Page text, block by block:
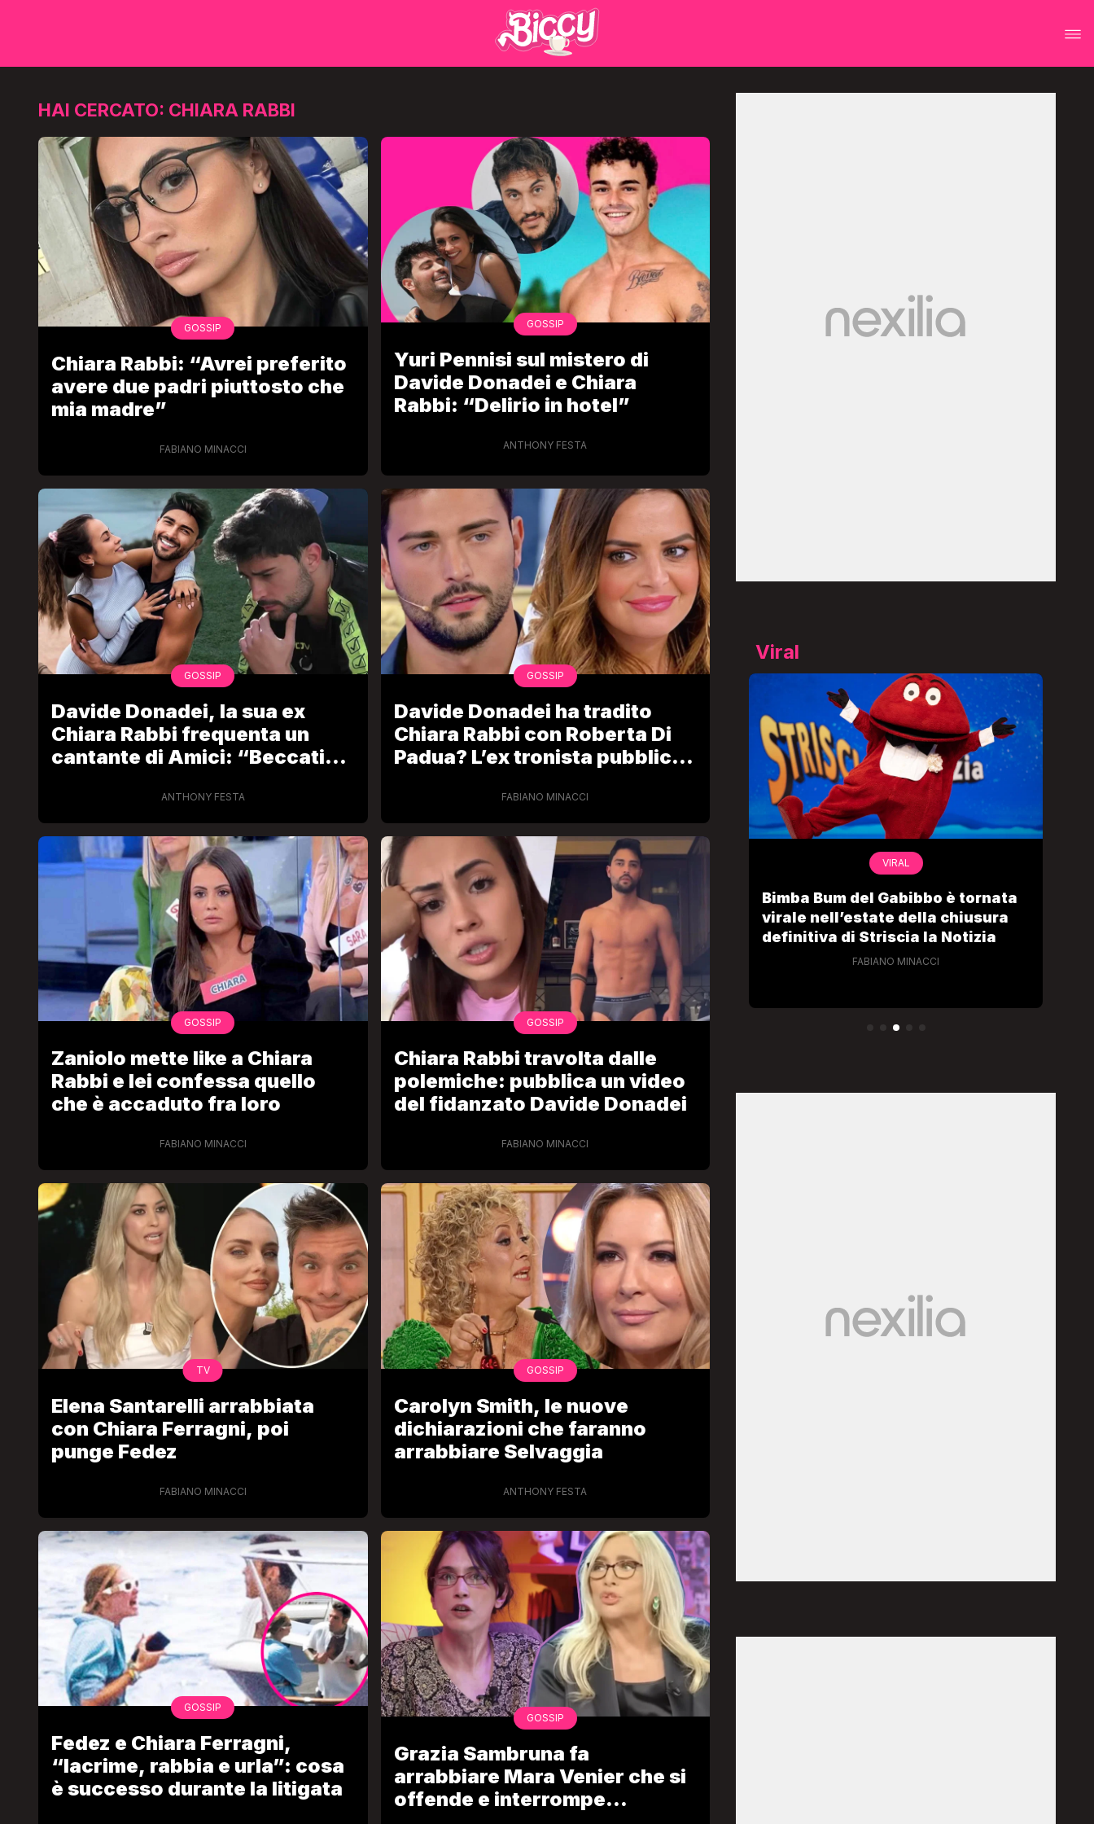
HAI CERCATO: CHIARA RABBI
GOSSIP
Chiara Rabbi: “Avrei preferito
avere due padri piuttosto che
mia madre”
FABIANO MINACCI
GOSSIP
Yuri Pennisi sul mistero di
Davide Donadei e Chiara
Rabbi: “Delirio in hotel”
ANTHONY FESTA
GOSSIP
Davide Donadei, la sua ex
Chiara Rabbi frequenta un
cantante di Amici: “Beccati
ANTHONY FESTA
GOSSIP
Davide Donadei ha tradito
Chiara Rabbi con Roberta Di
Padua? L’ex tronista pubblica
FABIANO MINACCI
GOSSIP
Zaniolo mette like a Chiara
Rabbi e lei confessa quello
che è accaduto fra loro
FABIANO MINACCI
GOSSIP
Chiara Rabbi travolta dalle
polemiche: pubblica un video
del fidanzato Davide Donadei
FABIANO MINACCI
TV
Elena Santarelli arrabbiata
con Chiara Ferragni, poi
punge Fedez
FABIANO MINACCI
GOSSIP
Carolyn Smith, le nuove
dichiarazioni che faranno
arrabbiare Selvaggia
ANTHONY FESTA
GOSSIP
Fedez e Chiara Ferragni,
“lacrime, rabbia e urla”: cosa
è successo durante la litigata
GOSSIP
Grazia Sambruna fa
arrabbiare Mara Venier che si
offende e interrompe
Viral
LGBT
Bambola Star, la festa di
compleanno con tutte le grandi
dive compie 15 anni: il video
completo
FABIANO MINACCI
VIRAL
Camilla Milanesi lascia tutto:
“Addio cike mie, siete state una
grande famiglia per me”
FABIANO MINACCI
VIRAL
Bimba Bum del Gabibbo è tornata
virale nell’estate della chiusura
definitiva di Striscia la Notizia
FABIANO MINACCI